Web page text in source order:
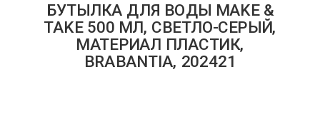
БУТЫЛКА ДЛЯ ВОДЫ MAKE &
TAKE 500 МЛ, СВЕТЛО-СЕРЫЙ,
МАТЕРИАЛ ПЛАСТИК,
BRABANTIA, 202421